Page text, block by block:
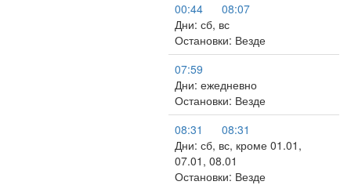
00:44
08:07
Дни: сб, вс
Остановки: Везде
07:59
Дни: ежедневно
Остановки: Везде
08:31
08:31
Дни: сб, вс, кроме 01.01,
07.01, 08.01
Остановки: Везде